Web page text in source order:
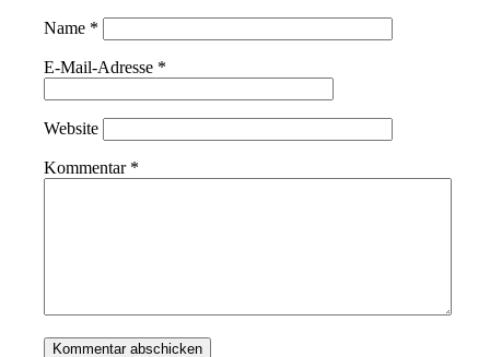
Name *
E-Mail-Adresse *
Website
Kommentar *